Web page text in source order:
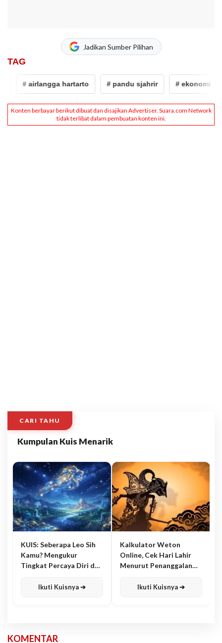
Jadikan Sumber Pilihan
TAG
# airlangga hartarto # pandu sjahrir # ekonomi
CARI TAHU
Kumpulan Kuis Menarik
KUIS: Seberapa Leo Sih
Kamu? Mengukur
Tingkat Percaya Diri dan
Ikuti Kuisnya ➔
Kalkulator Weton
Online, Cek Hari Lahir
Menurut Penanggalan
Ikuti Kuisnya ➔
KOMENTAR